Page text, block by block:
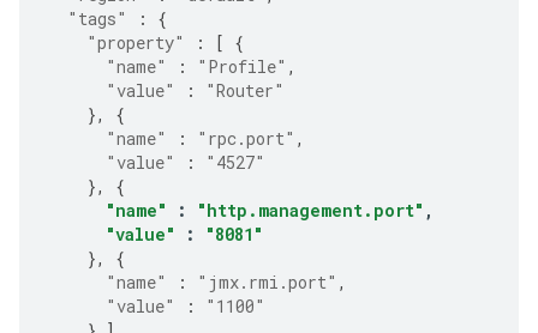
"tags"
:
{
"property"
: [ {
"name"
: "Profile" ,
"value"
:
"Router"
},
{
"name"
: "rpc.port" ,
"value"
:
"4527"
},
{
"name"
: "http.management.port" ,
"value"
:
"8081"
},
{
"name"
: "jmx.rmi.port" ,
"value"
:
"1100"